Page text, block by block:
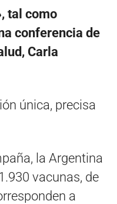
tal como
conferencia de
Carla
única, precisa
la Argentina
vacunas, de
a